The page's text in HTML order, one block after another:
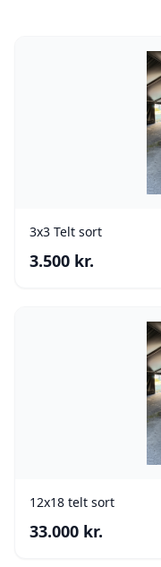
3x3 Telt sort
3.500 kr.
12x18 telt sort
33.000 kr.